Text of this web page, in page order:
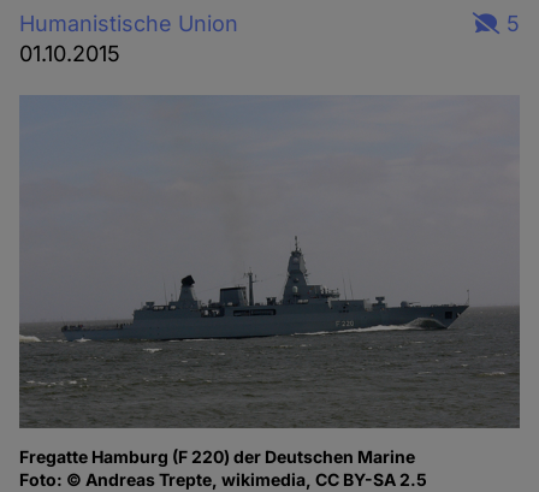
Humanistische Union
01.10.2015
5
Fregatte Hamburg (F 220) der Deutschen Marine
Foto: © Andreas Trepte, wikimedia, CC BY-SA 2.5